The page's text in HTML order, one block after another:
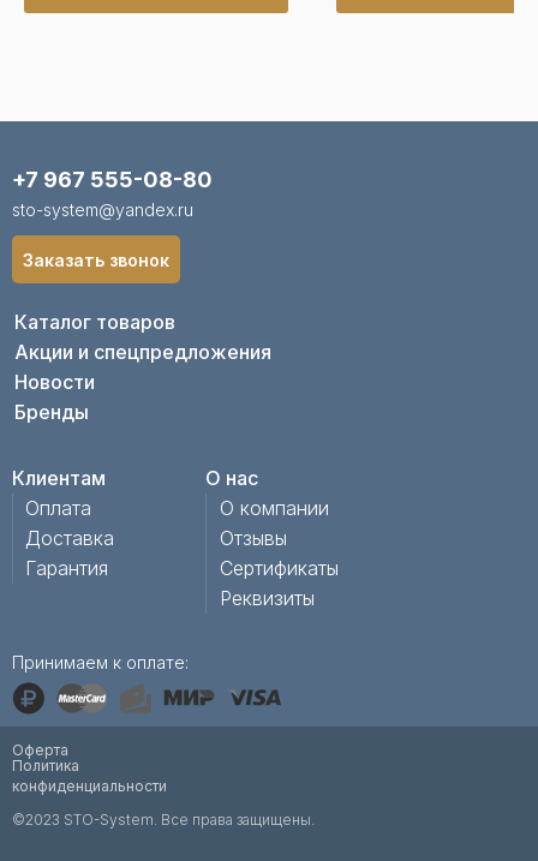
Каталог товаров
Акции и спецпредложения
Новости
Бренды
Клиентам
Оплата
Доставка
Гарантия
О нас
О компании
Отзывы
Сертификаты
Реквизиты
+7 967 555-08-80
sto-system@yandex.ru
Принимаем к оплате:
Заказать звонок
©2023 STO-System. Все права защищены.
Политика
конфиденциальности
Оферта